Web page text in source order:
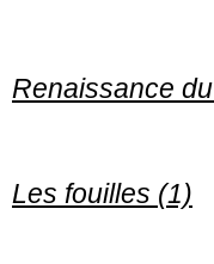
Renaissance du
Les fouilles (1)